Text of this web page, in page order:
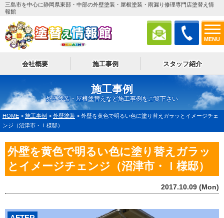
MENU
三島市を中心に静岡県東部・中部の外壁塗装・屋根塗装・雨漏り修理専門店塗替え情
報館
会社概要 施工事例 スタッフ紹介
施工事例
外壁塗装・屋根塗替えなど施工事例をご覧下さい
HOME > 施工事例 > 外壁塗装 > 外壁を黄色で明るい色に塗り替えガラッとイメージチェ
ンジ（沼津市・Ｉ様邸）
外壁を黄色で明るい色に塗り替えガラッ
とイメージチェンジ（沼津市・Ｉ様邸）
2017.10.09 (Mon)